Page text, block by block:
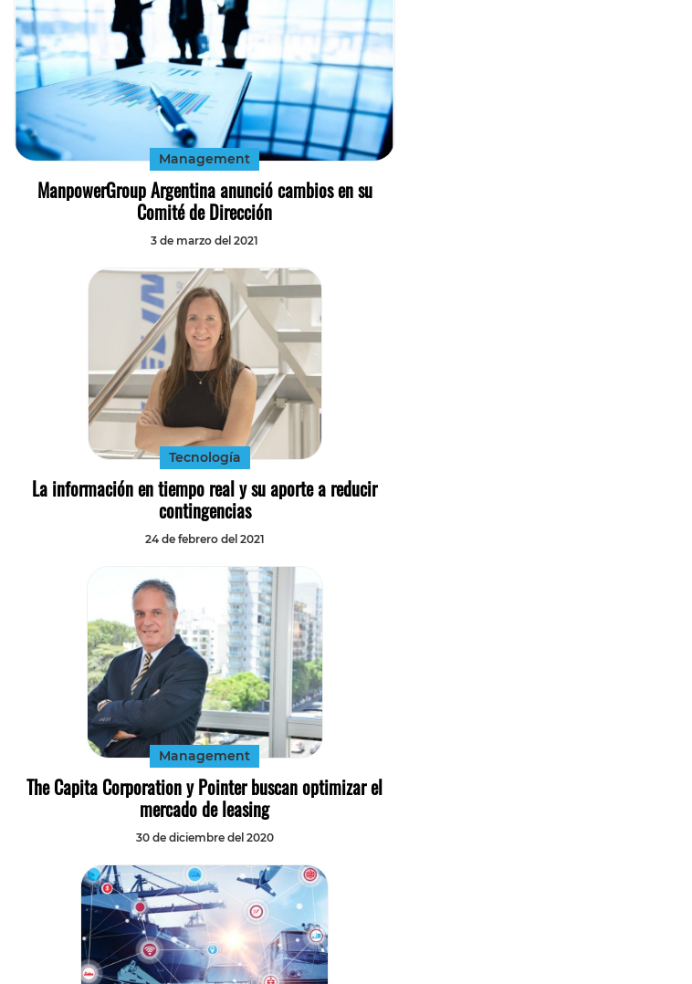
Management
ManpowerGroup Argentina anunció cambios en su
Comité de Dirección
3 de marzo del 2021
Tecnología
La información en tiempo real y su aporte a reducir
contingencias
24 de febrero del 2021
Management
The Capita Corporation y Pointer buscan optimizar el
mercado de leasing
30 de diciembre del 2020